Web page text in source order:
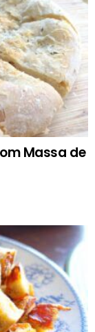
Massa de